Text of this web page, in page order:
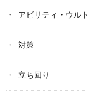
アビリティ・ウルト
対策
立ち回り